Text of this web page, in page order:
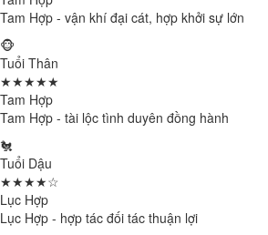
Tam Hợp - vận khí đại cát, hợp khởi sự lớn
🐵
Tuổi Thân
★★★★★
Tam Hợp
Tam Hợp - tài lộc tình duyên đồng hành
🐔
Tuổi Dậu
★★★★☆
Lục Hợp
Lục Hợp - hợp tác đối tác thuận lợi